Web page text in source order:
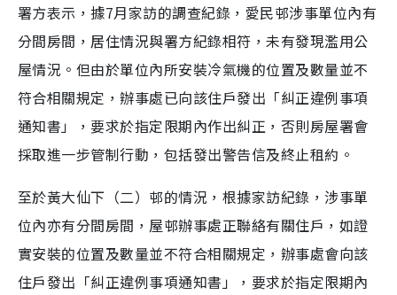
署方表示，據7月家訪的調查紀錄，愛民邨涉事單位內有
分間房間，居住情況與署方紀錄相符，未有發現濫用公
屋情況。但由於單位內所安裝冷氣機的位置及數量並不
符合相關規定，辦事處已向該住戶發出「糾正違例事項
通知書」，要求於指定限期內作出糾正，否則房屋署會
採取進一步管制行動，包括發出警告信及終止租約。
至於黃大仙下（二）邨的情況，根據家訪紀錄，涉事單
位內亦有分間房間，屋邨辦事處正聯絡有關住戶，如證
實安裝的位置及數量並不符合相關規定，辦事處會向該
住戶發出「糾正違例事項通知書」，要求於指定限期內